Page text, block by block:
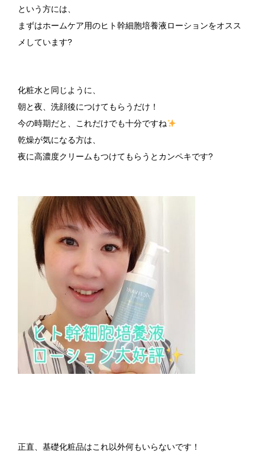
という方には、
まずはホームケア用のヒト幹細胞培養液ローションをオスス
メしています?
化粧水と同じように、
朝と夜、洗顔後につけてもらうだけ！
今の時期だと、これだけでも十分ですね
乾燥が気になる方は、
夜に高濃度クリームもつけてもらうとカンペキです?
正直、基礎化粧品はこれ以外何もいらないです！